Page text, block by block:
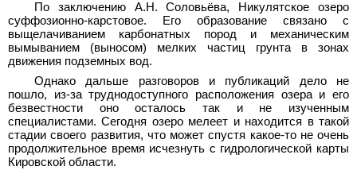
По заключению А.Н. Соловьёва, Никулятское озеро
суффозионно-карстовое. Его образование связано с
выщелачиванием карбонатных пород и механическим
вымыванием (выносом) мелких частиц грунта в зонах
движения подземных вод.
Однако дальше разговоров и публикаций дело не
пошло, из-за труднодоступного расположения озера и его
безвестности оно осталось так и не изученным
специалистами. Сегодня озеро мелеет и находится в такой
стадии своего развития, что может спустя какое-то не очень
продолжительное время исчезнуть с гидрологической карты
Кировской области.